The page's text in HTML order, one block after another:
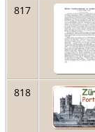
817
818